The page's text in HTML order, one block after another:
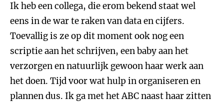
Ik heb een collega, die erom bekend staat wel
eens in de war te raken van data en cijfers.
Toevallig is ze op dit moment ook nog een
scriptie aan het schrijven, een baby aan het
verzorgen en natuurlijk gewoon haar werk aan
het doen. Tijd voor wat hulp in organiseren en
plannen dus. Ik ga met het ABC naast haar zitten